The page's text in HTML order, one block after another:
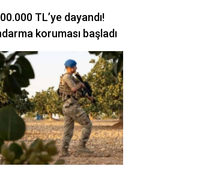
TL’ye dayandı!
koruması başladı